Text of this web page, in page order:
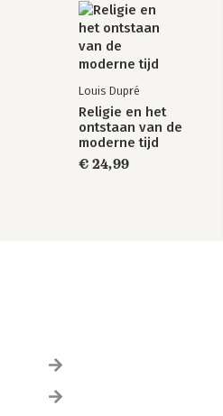
Louis Dupré
Religie en het
ontstaan van de
moderne tijd
€ 24,99